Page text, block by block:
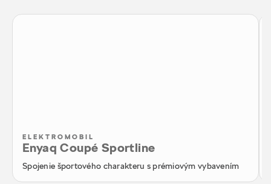
ELEKTROMOBIL
Enyaq Coupé Sportline
Spojenie športového charakteru s prémiovým vybavením